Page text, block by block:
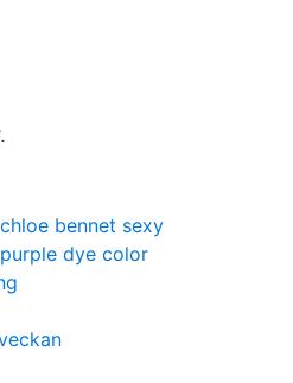
chloe bennet sexy
purple dye color